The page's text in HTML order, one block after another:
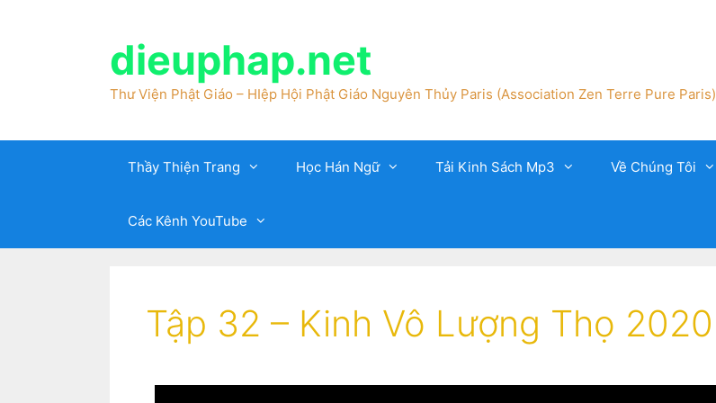
dieuphap.net
Thư Viện Phật Giáo – HIệp Hội Phật Giáo Nguyên Thủy Paris (Association Zen Terre Pure Paris)
Thầy Thiện Trang Học Hán Ngữ Tải Kinh Sách Mp3 Về Chúng Tôi
Các Kênh YouTube
Tập 32 – Kinh Vô Lượng Thọ 2020